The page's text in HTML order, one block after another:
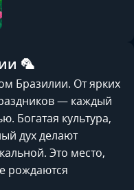
🦜
Бразилии. От ярких
— каждый
Богатая культура,
дух делают
Это место,
рождаются